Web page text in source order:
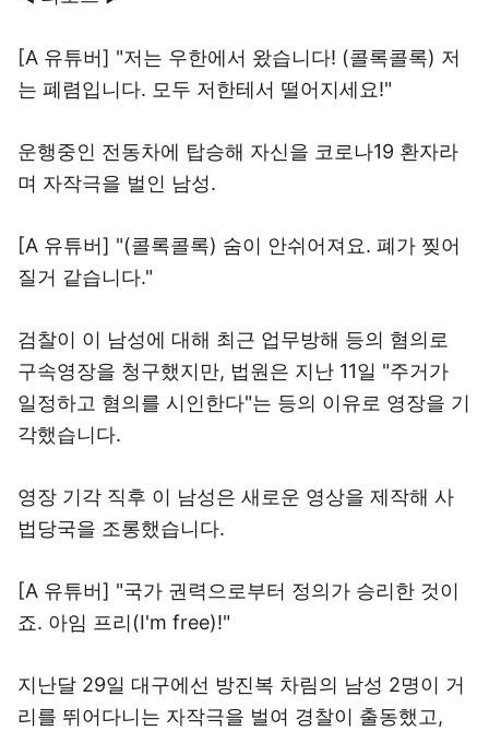
[A 유튜버] "저는 우한에서 왔습니다! (콜록콜록) 저
는 폐렴입니다. 모두 저한테서 떨어지세요!"
운행중인 전동차에 탑승해 자신을 코로나19 환자라
며 자작극을 벌인 남성.
[A 유튜버] "(콜록콜록) 숨이 안쉬어져요. 폐가 찢어
질거 같습니다."
검찰이 이 남성에 대해 최근 업무방해 등의 혐의로
구속영장을 청구했지만, 법원은 지난 11일 "주거가
일정하고 혐의를 시인한다"는 등의 이유로 영장을 기
각했습니다.
영장 기각 직후 이 남성은 새로운 영상을 제작해 사
법당국을 조롱했습니다.
[A 유튜버] "국가 권력으로부터 정의가 승리한 것이
죠. 아임 프리(I'm free)!"
지난달 29일 대구에선 방진복 차림의 남성 2명이 거
리를 뛰어다니는 자작극을 벌여 경찰이 출동했고,